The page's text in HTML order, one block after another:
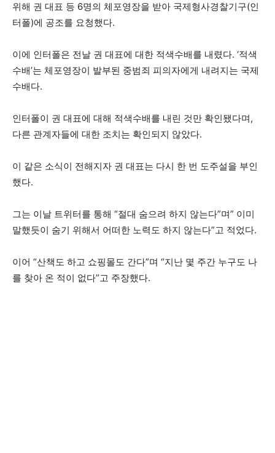
위해 권 대표 등 6명의 체포영장을 받아 국제형사경찰기구(인
터폴)에 공조를 요청했다.
이에 인터폴은 전날 권 대표에 대한 적색수배를 내렸다. ‘적색
수배’는 체포영장이 발부된 중범죄 피의자에게 내려지는 국제
수배다.
인터폴이 권 대표에 대해 적색수배를 내린 것만 확인됐다며,
다른 관계자들에 대한 조치는 확인되지 않았다.
이 같은 소식이 전해지자 권 대표는 다시 한 번 도주설을 부인
했다.
그는 이날 트위터를 통해 “절대 숨으려 하지 않는다”며” 이미
말했듯이 숨기 위해서 어떠한 노력도 하지 않는다”고 적었다.
이어 “산책도 하고 쇼핑몰도 간다”며 “지난 몇 주간 누구도 나
를 찾아 온 적이 없다”고 주장했다.